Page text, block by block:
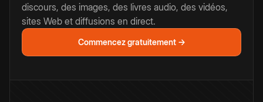
discours, des images, des livres audio, des vidéos,
sites Web et diffusions en direct.
Commencez gratuitement →